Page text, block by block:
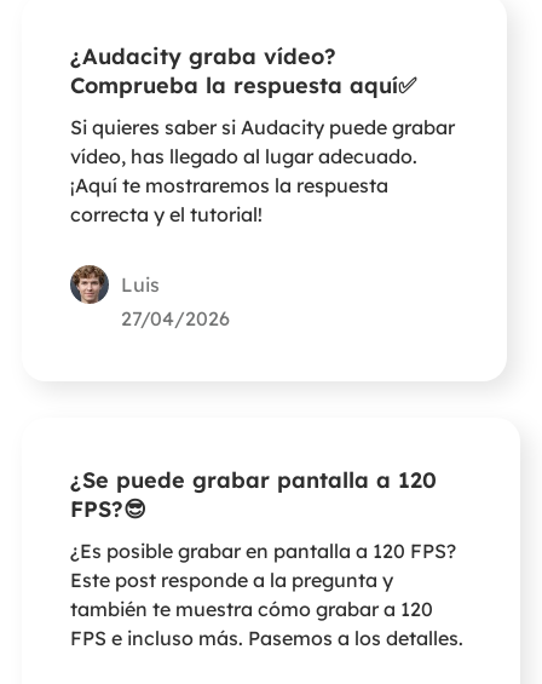
¿Audacity graba vídeo?
Comprueba la respuesta aquí✅
Si quieres saber si Audacity puede grabar
vídeo, has llegado al lugar adecuado.
¡Aquí te mostraremos la respuesta
correcta y el tutorial!
Luis
27/04/2026
¿Se puede grabar pantalla a 120
FPS?😎
¿Es posible grabar en pantalla a 120 FPS?
Este post responde a la pregunta y
también te muestra cómo grabar a 120
FPS e incluso más. Pasemos a los detalles.